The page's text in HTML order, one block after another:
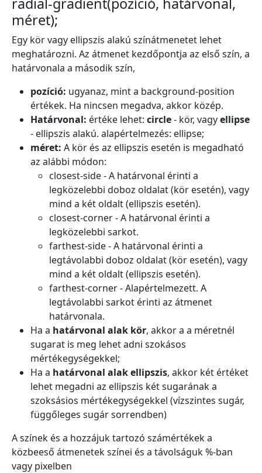
méret);
Egy kör vagy ellipszis alakú színátmenetet lehet
meghatározni. Az átmenet kezdőpontja az első szín, a
határvonala a második szín,
pozíció: ugyanaz, mint a background-position
értékek. Ha nincsen megadva, akkor közép.
Határvonal: értéke lehet: circle- kör, vagyellipse
- ellipszis alakú. alapértelmezés: ellipse;
méret: A kör és az ellipszis esetén is megadható
az alábbi módon:
closest-side - A határvonal érinti a
legközelebbi doboz oldalat (kör esetén), vagy
mind a két oldalt (ellipszis esetén).
closest-corner - A határvonal érinti a
legközelebbi sarkot.
farthest-side - A határvonal érinti a
legtávolabbi doboz oldalat (kör esetén), vagy
mind a két oldalt (ellipszis esetén).
farthest-corner - Alapértelmezett. A
legtávolabbi sarkot érinti az átmenet
határvonala.
Ha a határvonal alak kör, akkor a a méretnél
sugarat is meg lehet adni szokásos
mértékegységekkel;
Ha a határvonal alak ellipszis, akkor két értéket
lehet megadni az ellipszis két sugarának a
szoksásios mértékegységekkel (vízszintes sugár,
függőleges sugár sorrendben)
A színek és a hozzájuk tartozó számértékek a
közbeeső átmenetek színei és a távolságuk %-ban
vagy pixelben